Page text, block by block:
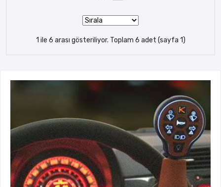
1 ile 6 arası gösteriliyor. Toplam 6 adet (sayfa 1)